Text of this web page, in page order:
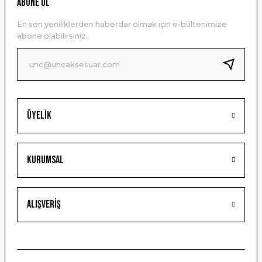
Ürün bilgilerinde hatalar bulunuyor.
Ürün fiyatı diğer sitelerden daha pahalı.
Bu ürüne benzer farklı alternatifler olmalı.
Gönder
Üyelik
Kurumsal
Alışveriş
ABONE OL
En son yeniliklerden haberdar olmak için e-bültenimize
abone olabilirsiniz.